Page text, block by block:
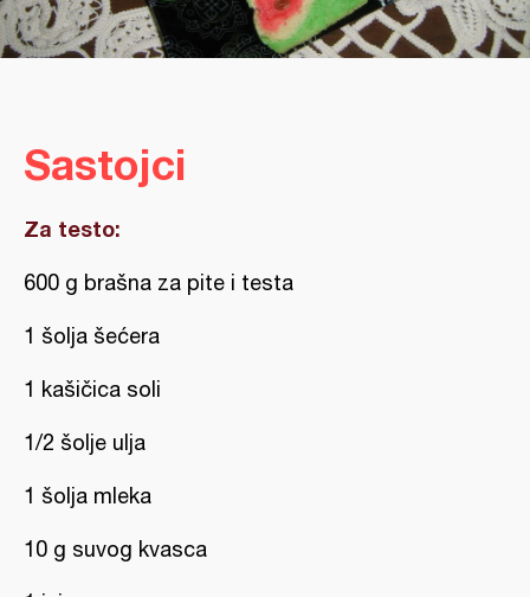
Sastojci
Za testo:
600 g brašna za pite i testa
1 šolja šećera
1 kašičica soli
1/2 šolje ulja
1 šolja mleka
10 g suvog kvasca